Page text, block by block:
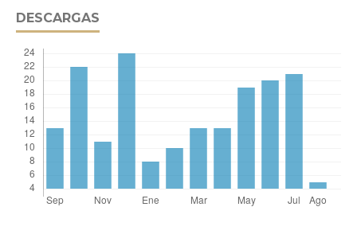
DESCARGAS